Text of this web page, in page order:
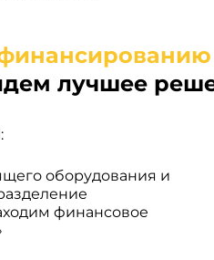
лучшее
оборудования и
финансовое